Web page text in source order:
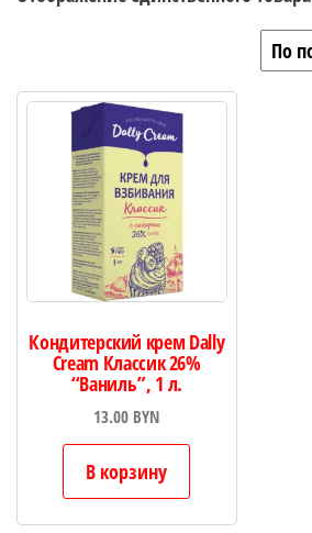
Кондитерский крем Dally
Cream Классик 26%
“Ваниль”, 1 л.
13.00 BYN
В корзину